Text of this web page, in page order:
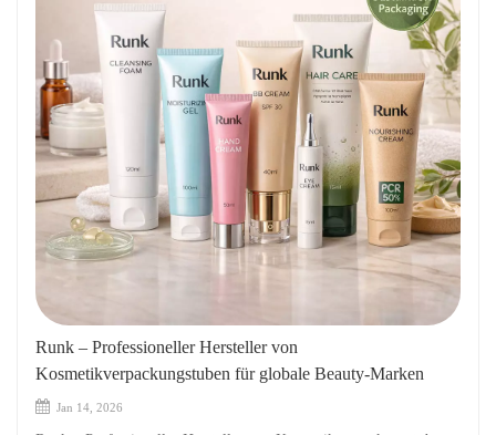
Runk – Professioneller Hersteller von
Kosmetikverpackungstuben für globale Beauty-Marken
Jan 14, 2026